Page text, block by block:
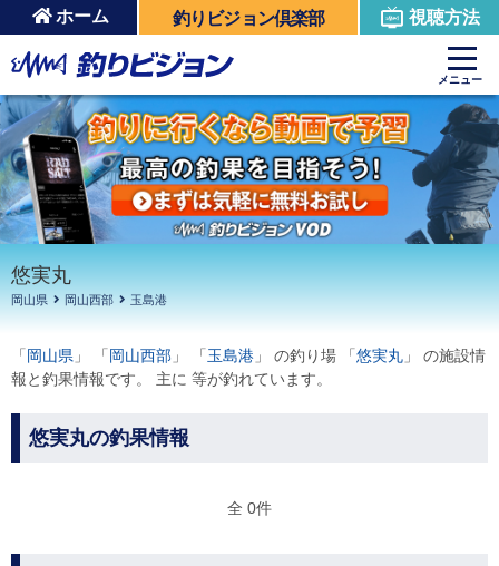
ホーム 釣りビジョン倶楽部 視聴方法
メニュー
悠実丸
岡山県 岡山西部 玉島港
「 岡山県 」 「 岡山西部 」 「 玉島港 」 の釣り場 「 悠実丸 」 の施設情
報と釣果情報です。 主に 等が釣れています。
悠実丸の釣果情報
全 0件
周辺の施設を見る